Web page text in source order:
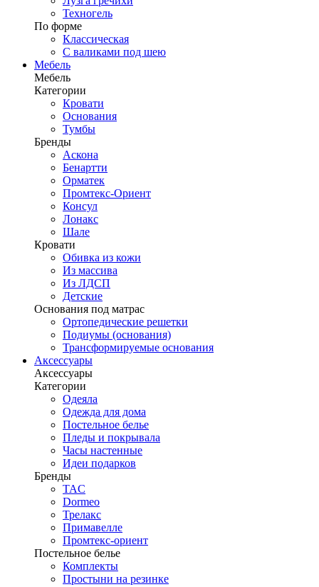
Техногель
По форме
Классическая
С валиками под шею
Мебель
Мебель
Категории
Кровати
Основания
Тумбы
Бренды
Аскона
Бенартти
Орматек
Промтекс-Ориент
Консул
Лонакс
Шале
Кровати
Обивка из кожи
Из массива
Из ЛДСП
Детские
Основания под матрас
Ортопедические решетки
Подиумы (основания)
Трансформируемые основания
Аксессуары
Аксессуары
Категории
Одеяла
Одежда для дома
Постельное белье
Пледы и покрывала
Часы настенные
Идеи подарков
Бренды
TAC
Dormeo
Трелакс
Примавелле
Промтекс-ориент
Постельное белье
Комплекты
Простыни на резинке